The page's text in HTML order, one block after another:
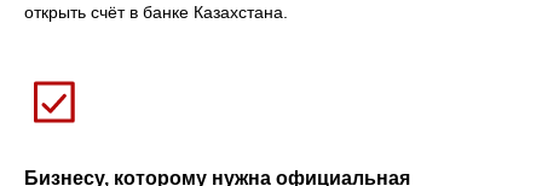
открыть счёт в банке Казахстана.
Бизнесу, которому нужна официальная